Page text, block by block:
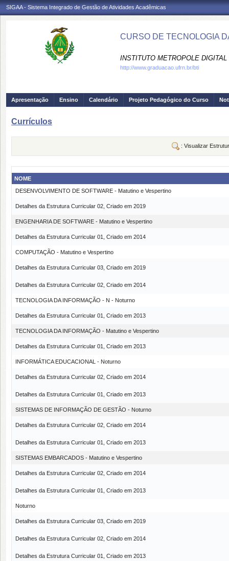
SIGAA - Sistema Integrado de Gestão de Atividades Acadêmicas
CURSO DE TECNOLOGIA
INSTITUTO METROPOLE DIGITAL
http://www.graduacao.ufrn.br/bti
Apresentação Ensino Calendário Projeto Pedagógico do Curso
Currículos
: Visualizar
NOME
DESENVOLVIMENTO DE SOFTWARE - Matutino e Vespertino
Detalhes da Estrutura Curricular 02, Criado em 2019
ENGENHARIA DE SOFTWARE - Matutino e Vespertino
Detalhes da Estrutura Curricular 01, Criado em 2014
COMPUTAÇÃO - Matutino e Vespertino
Detalhes da Estrutura Curricular 03, Criado em 2019
Detalhes da Estrutura Curricular 02, Criado em 2014
TECNOLOGIA DA INFORMAÇÃO - N - Noturno
Detalhes da Estrutura Curricular 01, Criado em 2013
TECNOLOGIA DA INFORMAÇÃO - Matutino e Vespertino
Detalhes da Estrutura Curricular 01, Criado em 2013
INFORMÁTICA EDUCACIONAL - Noturno
Detalhes da Estrutura Curricular 02, Criado em 2014
Detalhes da Estrutura Curricular 01, Criado em 2013
SISTEMAS DE INFORMAÇÃO DE GESTÃO - Noturno
Detalhes da Estrutura Curricular 02, Criado em 2014
Detalhes da Estrutura Curricular 01, Criado em 2013
SISTEMAS EMBARCADOS - Matutino e Vespertino
Detalhes da Estrutura Curricular 02, Criado em 2014
Detalhes da Estrutura Curricular 01, Criado em 2013
Noturno
Detalhes da Estrutura Curricular 03, Criado em 2019
Detalhes da Estrutura Curricular 02, Criado em 2014
Detalhes da Estrutura Curricular 01, Criado em 2013